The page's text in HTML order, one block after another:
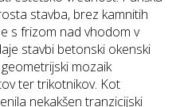
stavba, brez kamnitih
s frizom nad vhodom v
stavbi betonski okenski
mozaik
ter trikotnikov. Kot
nekakšen tranzicijski